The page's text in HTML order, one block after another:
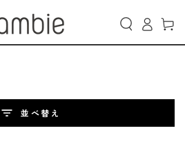
イ
ー
ト
並べ替え